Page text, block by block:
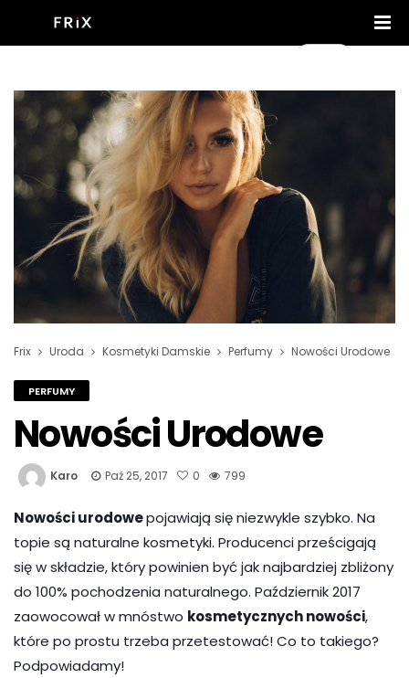
Frix Uroda Kosmetyki Damskie Perfumy Nowości Urodowe
PERFUMY
Nowości Urodowe
Karo Paź 25, 2017 0 799
Nowości urodowepojawiają się niezwykle szybko. Na
topie są naturalne kosmetyki. Producenci prześcigają
się w składzie, który powinien być jak najbardziej zbliżony
do 100% pochodzenia naturalnego. Październik 2017
zaowocował w mnóstwo kosmetycznych nowości,
które po prostu trzeba przetestować! Co to takiego?
Podpowiadamy!